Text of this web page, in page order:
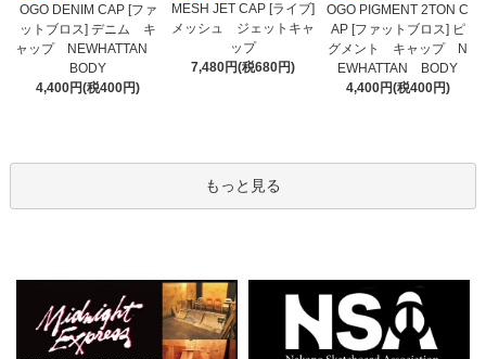
OGO DENIM CAP [ファ
ットブロス] デニム キ
ャップ NEWHATTAN
BODY
4,400円(税400円)
MESH JET CAP [ライブ]
メッシュ ジェットキャ
ップ
7,480円(税680円)
OGO PIGMENT 2TON C
AP [ファットブロス] ピ
グメント キャップ N
EWHATTAN BODY
4,400円(税400円)
もっと見る